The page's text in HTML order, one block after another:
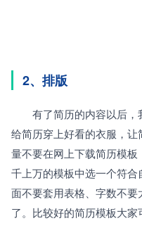
2、排版
有了简历的内容以后，
给简历穿上好看的衣服，
量不要在网上下载简历模
千上万的模板中选一个符
面不要套用表格、字数不
了。比较好的简历模板大家